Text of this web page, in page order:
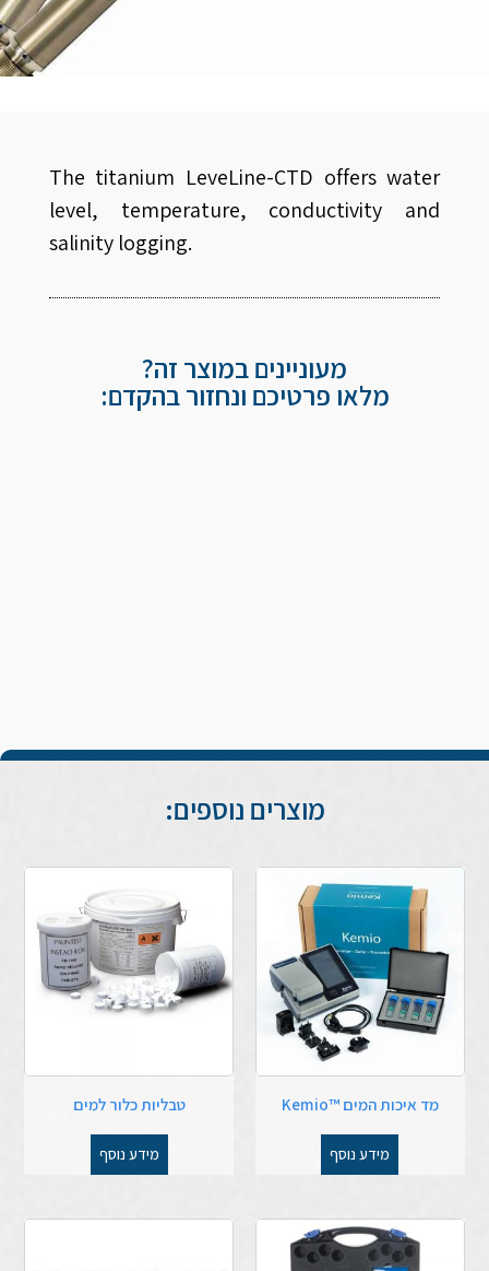
The titanium LeveLine-CTD offers water
level, temperature, conductivity and
salinity logging.
מעוניינים במוצר זה?
מלאו פרטיכם ונחזור בהקדם:
מוצרים נוספים:
מד איכות המים ™Kemio
מידע נוסף
טבליות כלור למים
מידע נוסף